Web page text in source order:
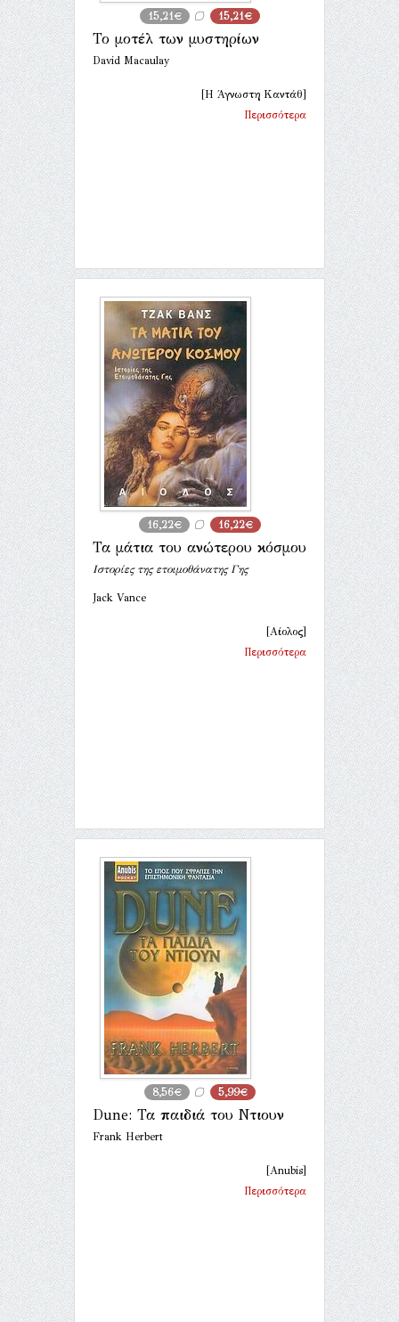
15,21€ 15,21€
Το μοτέλ των μυστηρίων
David Macaulay
[Η Άγνωστη Καντάθ]
Περισσότερα
16,22€ 16,22€
Τα μάτια του ανώτερου κόσμου
Ιστορίες της ετοιμοθάνατης Γης
Jack Vance
[Αίολος]
Περισσότερα
8,56€ 5,99€
Dune: Τα παιδιά του Ντιουν
Frank Herbert
[Anubis]
Περισσότερα